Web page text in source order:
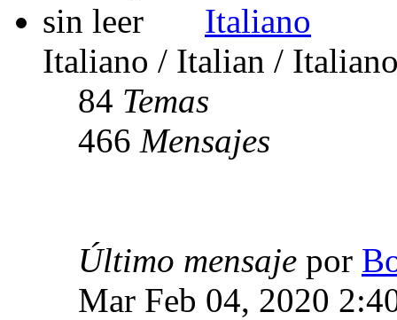
Italiano
Italiano / Italian /
84 Temas
466 Mensajes
Último mensaje por
Mar Feb 04, 2020